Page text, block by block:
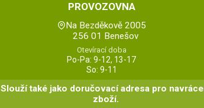
PROVOZOVNA
Na Bezděkově 2005
256 01 Benešov
Otevírací doba
Po-Pa: 9-12, 13-17
So: 9-11
Slouží také jako doručovací adresa pro
zboží.